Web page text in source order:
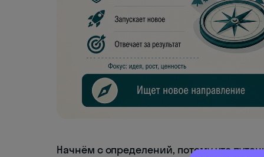
Начнём с определений, потому что